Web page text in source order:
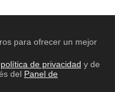
para ofrecer un mejor
política de privacidad y de
del Panel de